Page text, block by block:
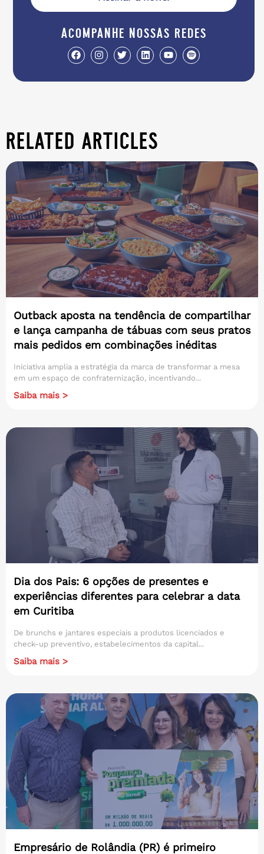
acompanhe nossas redes
related articles
Outback aposta na tendência de compartilhar
e lança campanha de tábuas com seus pratos
mais pedidos em combinações inéditas
Iniciativa amplia a estratégia da marca de transformar a mesa
em um espaço de confraternização, incentivando...
Saiba mais >
Dia dos Pais: 6 opções de presentes e
experiências diferentes para celebrar a data
em Curitiba
De brunchs e jantares especiais a produtos licenciados e
check-up preventivo, estabelecimentos da capital...
Saiba mais >
Empresário de Rolândia (PR) é primeiro